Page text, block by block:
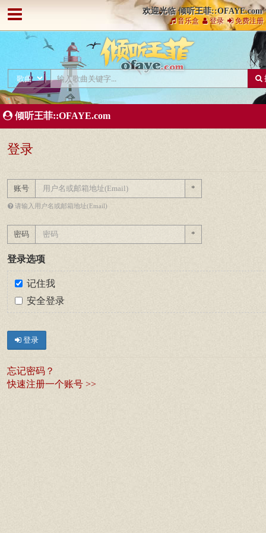
欢迎光临 倾听王菲::OFAYE.com
音乐盒 登录 免费注册
倾听王菲::OFAYE.com
登录
账号 *
请输入用户名或邮箱地址(Email)
密码 *
登录选项
记住我
安全登录
登录
忘记密码？
快速注册一个账号 >>